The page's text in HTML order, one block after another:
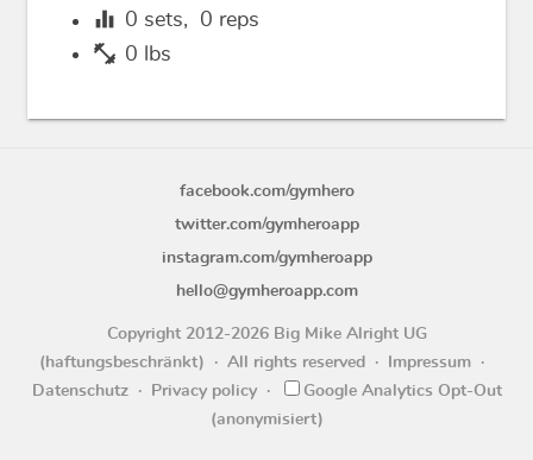
equalizer 0 sets, 0 reps
fitness_center 0 lbs
facebook.com/gymhero
twitter.com/gymheroapp
instagram.com/gymheroapp
hello@gymheroapp.com
Copyright 2012-2026 Big Mike Alright UG
(haftungsbeschränkt)
All rights reserved
Impressum
Datenschutz
Privacy policy
Google Analytics Opt-Out
(anonymisiert)